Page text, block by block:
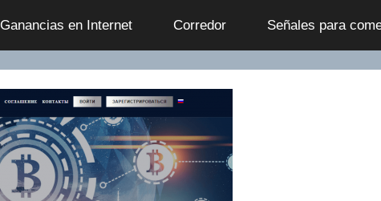
Ganancias en Internet Сorredor Señales para